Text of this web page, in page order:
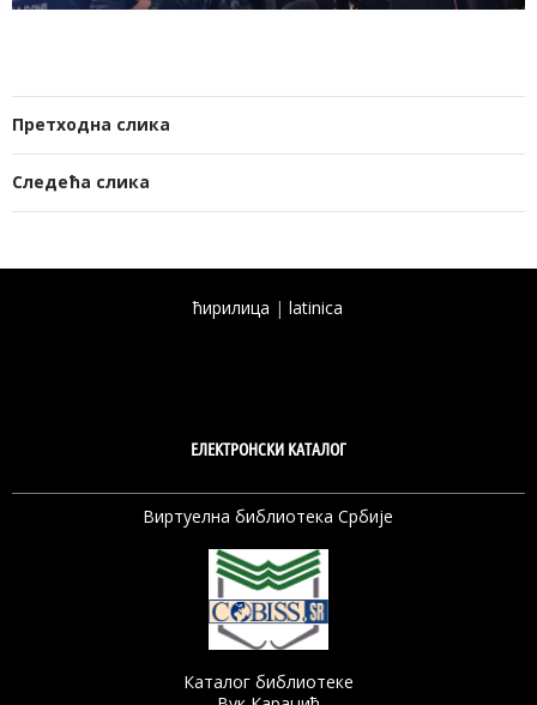
Претходна слика
Следећа слика
ћирилица |latinica
ЕЛЕКТРОНСКИ КАТАЛОГ
Виртуелна библиотека Србије
Каталог библиотеке